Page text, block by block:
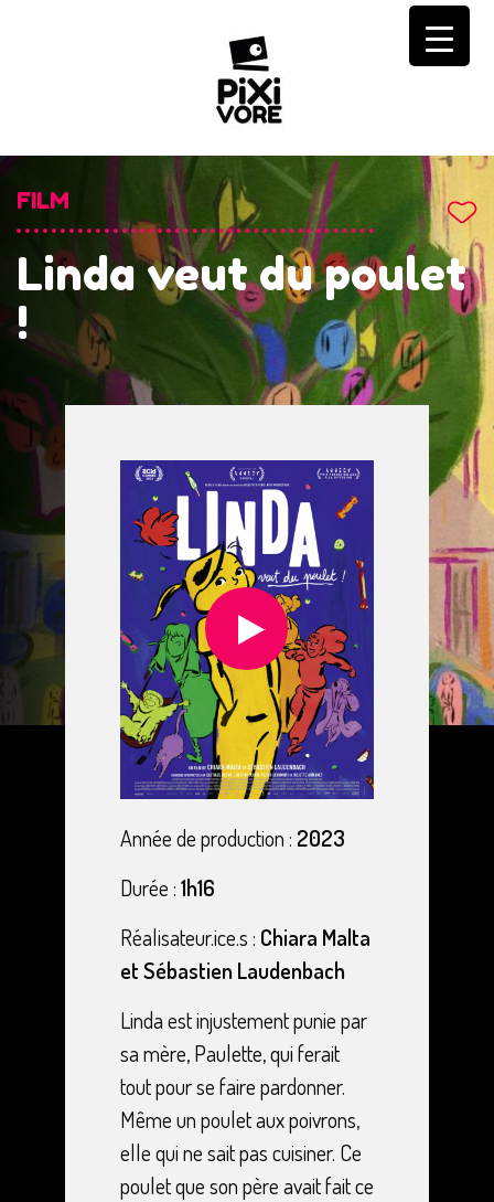
FILM
Linda veut du poulet
!
Année de production : 2023
Durée :1h16
Réalisateur.ice.s : Chiara Malta
et Sébastien Laudenbach
Linda est injustement punie par
sa mère, Paulette, qui ferait
tout pour se faire pardonner.
Même un poulet aux poivrons,
elle qui ne sait pas cuisiner. Ce
poulet que son père avait fait ce